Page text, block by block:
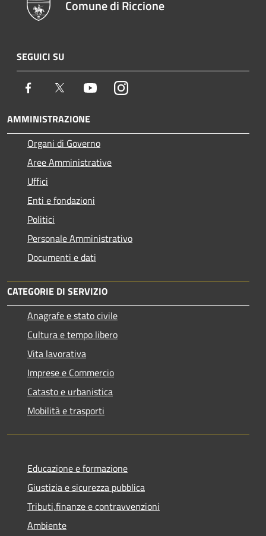
Comune di Riccione
SEGUICI SU
Facebook Twitter YoutubeInstagram
AMMINISTRAZIONE
Organi di Governo
Aree Amministrative
Uffici
Enti e fondazioni
Politici
Personale Amministrativo
Documenti e dati
CATEGORIE DI SERVIZIO
Anagrafe e stato civile
Cultura e tempo libero
Vita lavorativa
Imprese e Commercio
Catasto e urbanistica
Mobilità e trasporti
Educazione e formazione
Giustizia e sicurezza pubblica
Tributi,finanze e contravvenzioni
Ambiente